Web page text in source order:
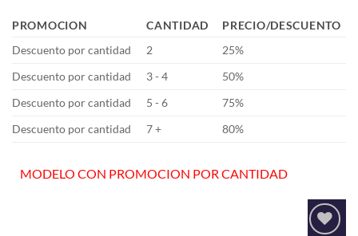
PROMOCION CANTIDAD
PRECIO/DESCUENTO
Descuento por cantidad
2
25%
Descuento por cantidad
3 - 4
50%
Descuento por cantidad
5 - 6
75%
Descuento por cantidad
7 + 80%
MODELO CON PROMOCION POR CANTIDAD